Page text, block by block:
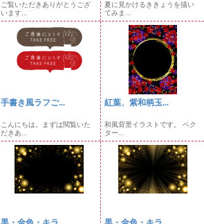
ご覧いただきありがとうござ
います...
夏に見かけるききょうを描い
てみま...
手書き風ラフご...
こんにちは。まずは閲覧いた
だきあ...
紅葉、紫和柄玉...
和風背景イラストです。 ベク
ター...